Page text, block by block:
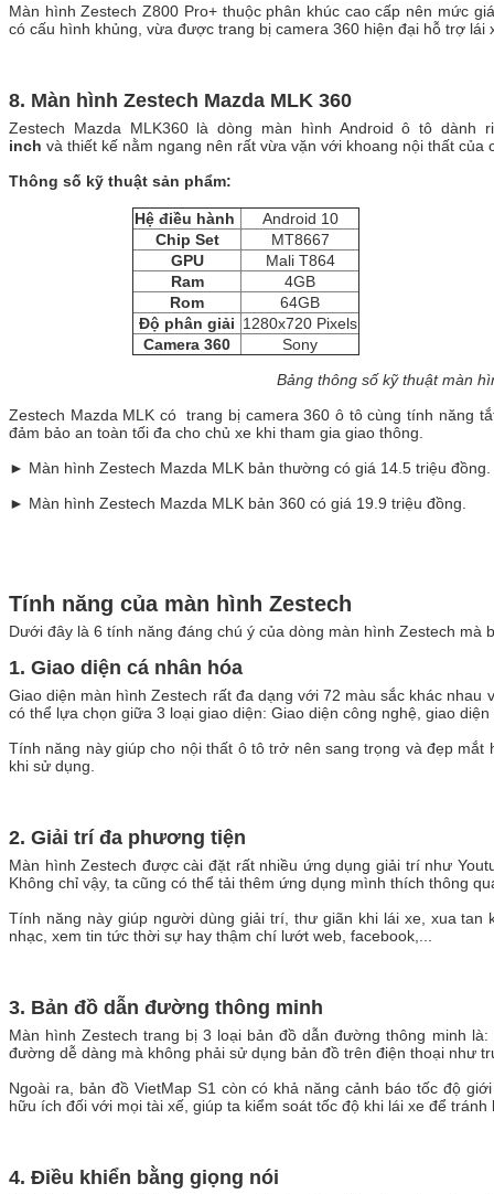
Màn hình Zestech Z800 Pro+ thuộc phân khúc cao cấp nên mức
có cấu hình khủng, vừa được trang bị camera 360 hiện đại hỗ trợ
8. Màn hình Zestech Mazda MLK 360
Zestech Mazda MLK360 là dòng màn hình Android ô tô
inch và thiết kế nằm ngang nên rất vừa vặn với khoang nội thất
Thông số kỹ thuật sản phẩm:
Hệ điều hành
Android 10
Chip Set
MT8667
GPU
Mali T864
Ram
4GB
Rom
64GB
Độ phân giải 1280x720 Pixels
Camera 360
Sony
Bảng thông số kỹ thuật màn
Zestech Mazda MLK có trang bị camera 360 ô tô cùng tính năng
đảm bảo an toàn tối đa cho chủ xe khi tham gia giao thông.
► Màn hình Zestech Mazda MLK bản thường có giá 14.5 triệu đồng.
► Màn hình Zestech Mazda MLK bản 360 có giá 19.9 triệu đồng.
Tính năng của màn hình Zestech
Dưới đây là 6 tính năng đáng chú ý của dòng màn hình Zestech mà
1. Giao diện cá nhân hóa
Giao diện màn hình Zestech rất đa dạng với 72 màu sắc khác
có thể lựa chọn giữa 3 loại giao diện: Giao diện công nghệ, giao
Tính năng này giúp cho nội thất ô tô trở nên sang trọng và đẹp
khi sử dụng.
2. Giải trí đa phương tiện
Màn hình Zestech được cài đặt rất nhiều ứng dụng giải trí như
Không chỉ vậy, ta cũng có thể tải thêm ứng dụng mình thích thông
Tính năng này giúp người dùng giải trí, thư giãn khi lái xe, xua
nhạc, xem tin tức thời sự hay thậm chí lướt web, facebook,...
3. Bản đồ dẫn đường thông minh
Màn hình Zestech trang bị 3 loại bản đồ dẫn đường thông minh
đường dễ dàng mà không phải sử dụng bản đồ trên điện thoại như
Ngoài ra, bản đồ VietMap S1 còn có khả năng cảnh báo tốc độ
hữu ích đối với mọi tài xế, giúp ta kiểm soát tốc độ khi lái xe để
4. Điều khiển bằng giọng nói